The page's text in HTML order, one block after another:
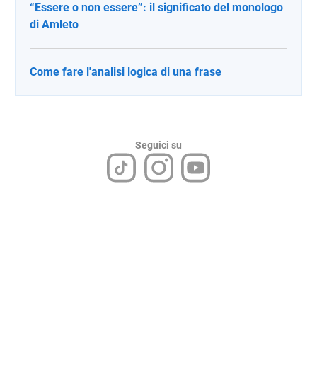
“Essere o non essere”: il significato del monologo
di Amleto
Come fare l'analisi logica di una frase
Seguici su